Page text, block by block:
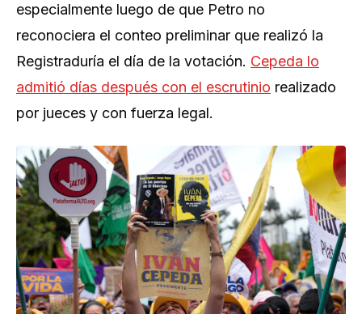
especialmente luego de que Petro no
reconociera el conteo preliminar que realizó la
Registraduría el día de la votación. Cepeda lo
admitió días después con el escrutinio realizado
por jueces y con fuerza legal.